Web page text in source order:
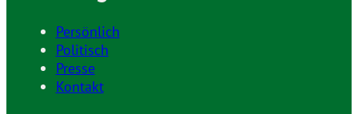
Persönlich
Politisch
Presse
Kontakt